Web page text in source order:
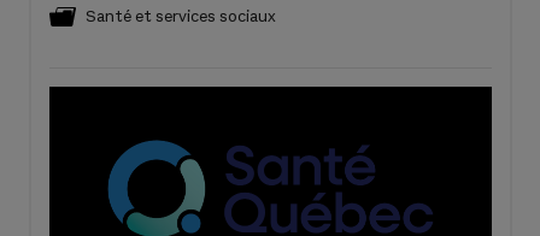
Santé et services sociaux